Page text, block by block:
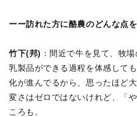
ーー訪れた方に酪農のどんな点
竹下(邦) ：間近で牛を見て、牧
乳製品ができる過程を体感して
化が進んでるから、思ったほど
変さはゼロではないけれど、「
ころも。